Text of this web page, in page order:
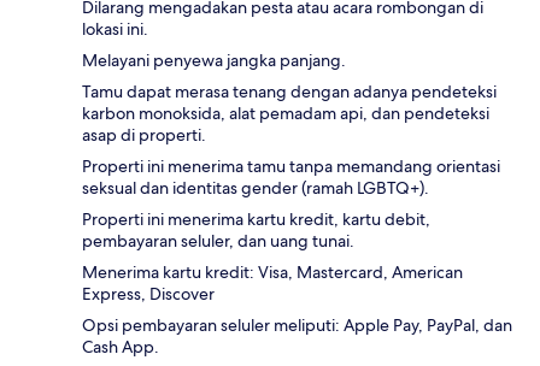
Dilarang mengadakan pesta atau acara rombongan di
lokasi ini.
Melayani penyewa jangka panjang.
Tamu dapat merasa tenang dengan adanya pendeteksi
karbon monoksida, alat pemadam api, dan pendeteksi
asap di properti.
Properti ini menerima tamu tanpa memandang orientasi
seksual dan identitas gender (ramah LGBTQ+).
Properti ini menerima kartu kredit, kartu debit,
pembayaran seluler, dan uang tunai.
Menerima kartu kredit: Visa, Mastercard, American
Express, Discover
Opsi pembayaran seluler meliputi: Apple Pay, PayPal, dan
Cash App.